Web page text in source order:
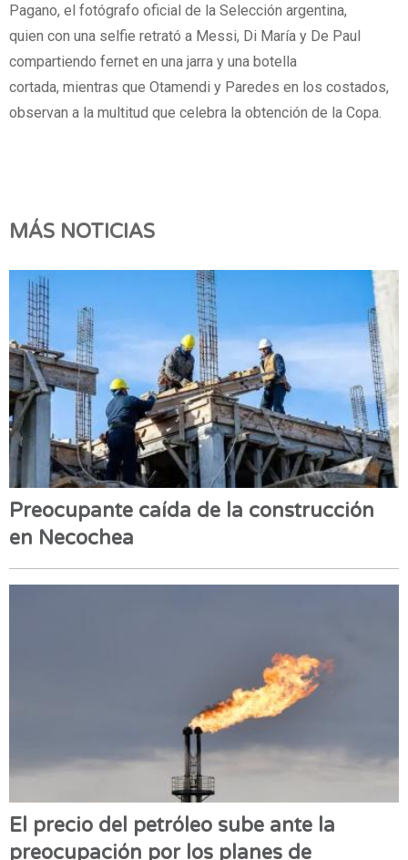
Pagano, el fotógrafo oficial de la Selección argentina,
quien con una selfie retrató a Messi, Di María y De Paul
compartiendo fernet en una jarra y una botella
cortada, mientras que Otamendi y Paredes en los costados,
observan a la multitud que celebra la obtención de la Copa.
MÁS NOTICIAS
Preocupante caída de la construcción
en Necochea
El precio del petróleo sube ante la
preocupación por los planes de